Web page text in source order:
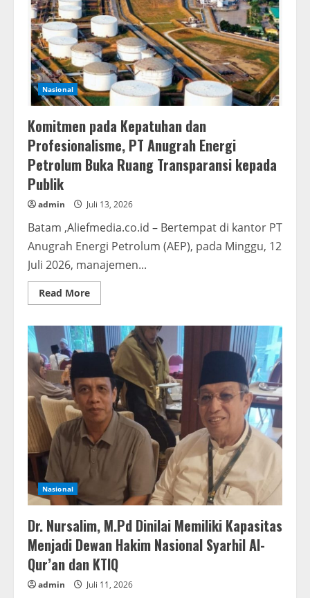
Nasional
Komitmen pada Kepatuhan dan
Profesionalisme, PT Anugrah Energi
Petrolum Buka Ruang Transparansi kepada
Publik
admin Juli 13, 2026
Batam ,Aliefmedia.co.id – Bertempat di kantor PT
Anugrah Energi Petrolum (AEP), pada Minggu, 12
Juli 2026, manajemen...
Read MoreRead
more
pada
Kepatuhan
dan
Profesionalisme,
Anugrah
Energi
Petrolum
Buka
Ruang
Transparansi
kepada
Publik
Nasional
Dr. Nursalim, M.Pd Dinilai Memiliki Kapasitas
Menjadi Dewan Hakim Nasional Syarhil Al-
Qur’an dan KTIQ
admin Juli 11, 2026